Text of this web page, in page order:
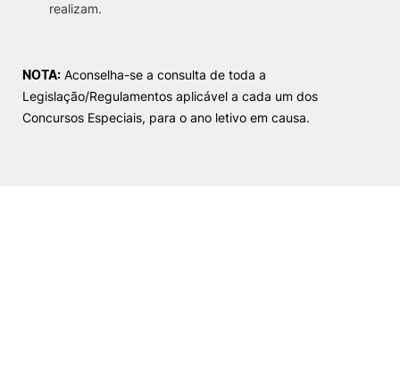
realizam.
NOTA: Aconselha-se a consulta de toda a
Legislação/Regulamentos aplicável a cada um dos
Concursos Especiais, para o ano letivo em causa.